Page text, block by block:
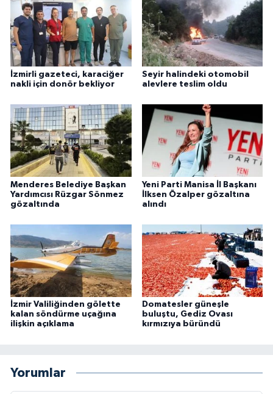
İzmirli gazeteci, karaciğer
nakli için donör bekliyor
Seyir halindeki otomobil
alevlere teslim oldu
Menderes Belediye Başkan
Yardımcısı Rüzgar Sönmez
gözaltında
Yeni Parti Manisa İl Başkanı
İlksen Özalper gözaltına
alındı
İzmir Valiliğinden gölette
kalan söndürme uçağına
ilişkin açıklama
Domatesler güneşle
buluştu, Gediz Ovası
kırmızıya büründü
Yorumlar